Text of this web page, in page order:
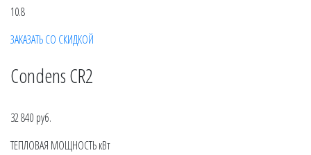
10.8
ЗАКАЗАТЬ СО СКИДКОЙ
Condens CR2
32 840 руб.
ТЕПЛОВАЯ МОЩНОСТЬ кВт